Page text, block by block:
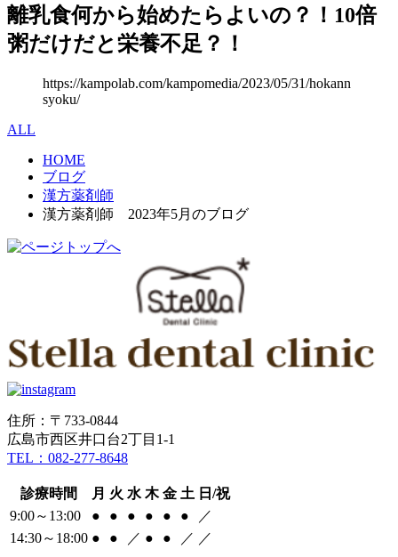
離乳食何から始めたらよいの？！10倍
粥だけだと栄養不足？！
https://kampolab.com/kampomedia/2023/05/31/hokann
syoku/
ALL
HOME
ブログ
漢方薬剤師
漢方薬剤師 2023年5月のブログ
住所：〒733-0844
広島市西区井口台2丁目1-1
TEL：082-277-8648
診療時間 月 火 水 木 金 土 日/祝
9:00～13:00
● ● ● ● ● ●
／
14:30～18:00 ● ● ／ ● ● ／ ／